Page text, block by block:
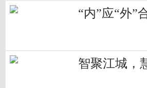
“内”应“外”
智聚江城，